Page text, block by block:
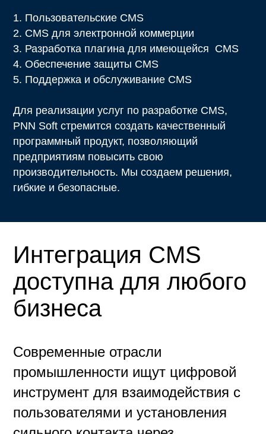
1. Пользовательские CMS
2. CMS для электронной коммерции
3. Разработка плагина для имеющейся CMS
4. Обеспечение защиты CMS
5. Поддержка и обслуживание CMS
Для реализации услуг по разработке CMS,
PNN Soft стремится создать качественный
программный продукт, позволяющий
предприятиям повысить свою
производительность. Мы создаем решения,
гибкие и безопасные.
Интеграция CMS
доступна для любого
бизнеса
Современные отрасли
промышленности ищут цифровой
инструмент для взаимодействия с
пользователями и установления